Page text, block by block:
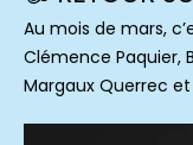
Au mois de mars,
Clémence Paquier,
Margaux Querrec